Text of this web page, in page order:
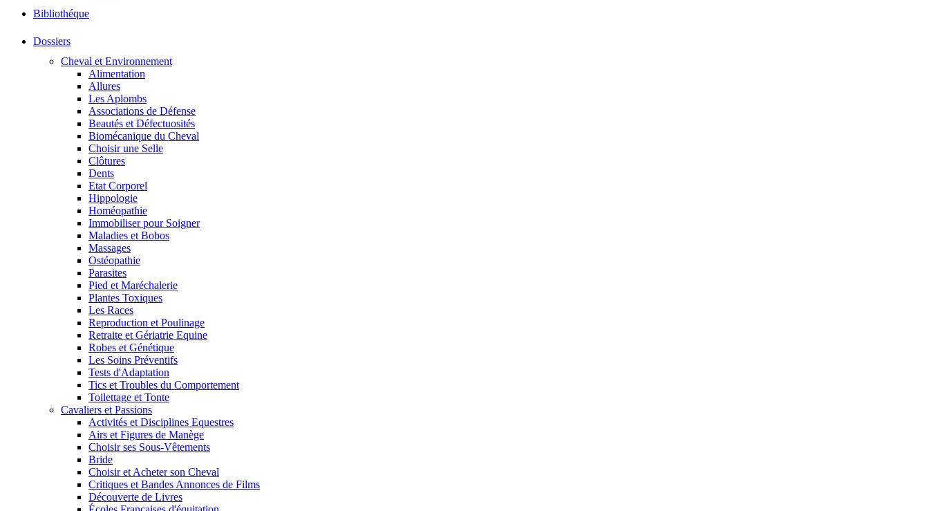
Bibliothéque
Dossiers
Cheval et Environnement
Alimentation
Allures
Les Aplombs
Associations de Défense
Beautés et Défectuosités
Biomécanique du Cheval
Choisir une Selle
Clôtures
Dents
Etat Corporel
Hippologie
Homéopathie
Immobiliser pour Soigner
Maladies et Bobos
Massages
Ostéopathie
Parasites
Pied et Maréchalerie
Plantes Toxiques
Les Races
Reproduction et Poulinage
Retraite et Gériatrie Equine
Robes et Génétique
Les Soins Préventifs
Tests d'Adaptation
Tics et Troubles du Comportement
Toilettage et Tonte
Cavaliers et Passions
Activités et Disciplines Equestres
Airs et Figures de Manège
Choisir ses Sous-Vêtements
Bride
Choisir et Acheter son Cheval
Critiques et Bandes Annonces de Films
Découverte de Livres